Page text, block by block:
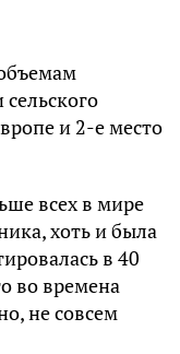
и 2-е место
всех в мире
хоть и была
в 40
во времена
не совсем